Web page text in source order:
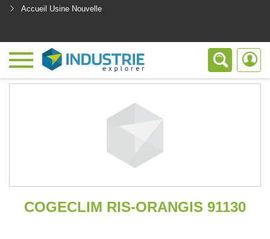
Accueil Usine Nouvelle
COGECLIM RIS-ORANGIS 91130